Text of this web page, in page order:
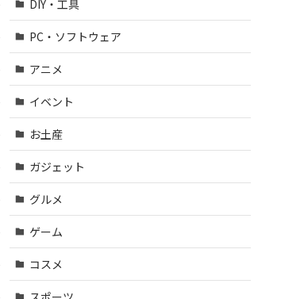
DIY・工具
PC・ソフトウェア
アニメ
イベント
お土産
ガジェット
グルメ
ゲーム
コスメ